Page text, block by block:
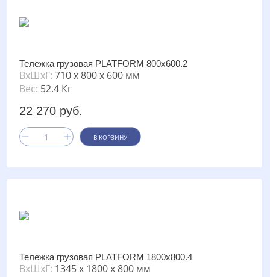
Тележка грузовая PLATFORM 800х600.2
ВxШxГ: 710 x 800 x 600 мм
Вес: 52.4 Кг
22 270 руб.
В КОРЗИНУ
Тележка грузовая PLATFORM 1800х800.4
ВxШxГ: 1345 x 1800 x 800 мм